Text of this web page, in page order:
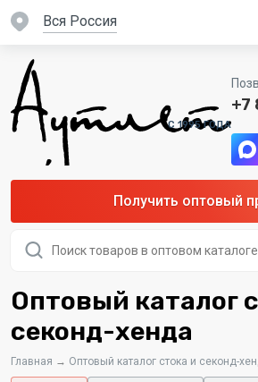
вся Россия
C 1995 ГОДА
+7
Получить оптовый
товаров
Оптовый каталог
секонд-хенда
Главная → Оптовый каталог стока и секонд-